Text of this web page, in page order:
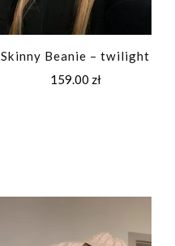
Skinny Beanie – twilight
159.00 zł